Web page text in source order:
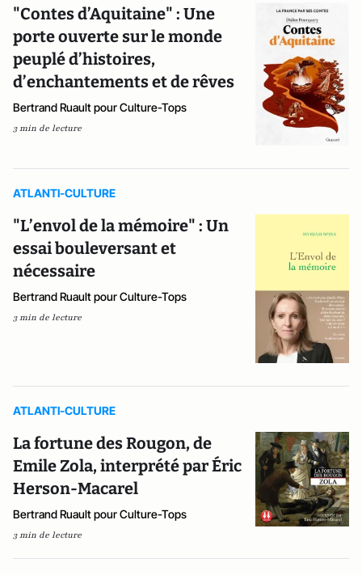
"Contes d’Aquitaine" : Une
porte ouverte sur le monde
peuplé d’histoires,
d’enchantements et de rêves
Bertrand Ruault pour Culture-Tops
3 min de lecture
ATLANTI-CULTURE
"L’envol de la mémoire" : Un
essai bouleversant et
nécessaire
Bertrand Ruault pour Culture-Tops
3 min de lecture
ATLANTI-CULTURE
La fortune des Rougon, de
Emile Zola, interprété par Éric
Herson-Macarel
Bertrand Ruault pour Culture-Tops
3 min de lecture